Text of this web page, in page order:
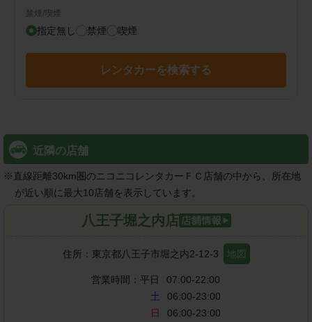
禁煙/喫煙
指定無し 禁煙 喫煙
レンタカーを検索する
近隣の店舗
※直線距離30km圏のニコニコレンタカーＦＣ店舗の中から、所在地
が近い順に最大10店舗を表示しています。
八王子堀之内店
住所： 東京都八王子市堀之内2-12-3 地図
営業時間： 平日
07:00-22:00
土
06:00-23:00
日
06:00-23:00